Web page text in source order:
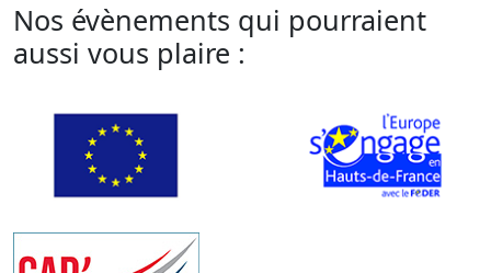
Nos évènements qui pourraient
aussi vous plaire :